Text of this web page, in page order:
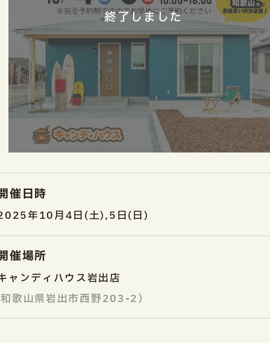
終了しました
催日時
年10月4日(土),5日(日)
催場所
ャンディハウス岩出店
歌山県岩出市西野203-2）